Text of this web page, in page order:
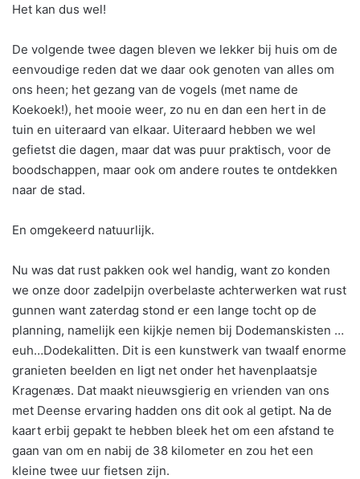
Het kan dus wel!
De volgende twee dagen bleven we lekker bij huis om de
eenvoudige reden dat we daar ook genoten van alles om
ons heen; het gezang van de vogels (met name de
Koekoek!), het mooie weer, zo nu en dan een hert in de
tuin en uiteraard van elkaar. Uiteraard hebben we wel
gefietst die dagen, maar dat was puur praktisch, voor de
boodschappen, maar ook om andere routes te ontdekken
naar de stad.
En omgekeerd natuurlijk.
Nu was dat rust pakken ook wel handig, want zo konden
we onze door zadelpijn overbelaste achterwerken wat rust
gunnen want zaterdag stond er een lange tocht op de
planning, namelijk een kijkje nemen bij Dodemanskisten …
euh…Dodekalitten. Dit is een kunstwerk van twaalf enorme
granieten beelden en ligt net onder het havenplaatsje
Kragenæs. Dat maakt nieuwsgierig en vrienden van ons
met Deense ervaring hadden ons dit ook al getipt. Na de
kaart erbij gepakt te hebben bleek het om een afstand te
gaan van om en nabij de 38 kilometer en zou het een
kleine twee uur fietsen zijn.